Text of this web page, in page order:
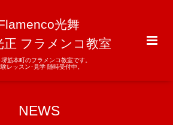
光舞
正 フラメンコ教室
堺筋本町のフラメンコ教室です。
レッスン･見学 随時受付中。
NEWS